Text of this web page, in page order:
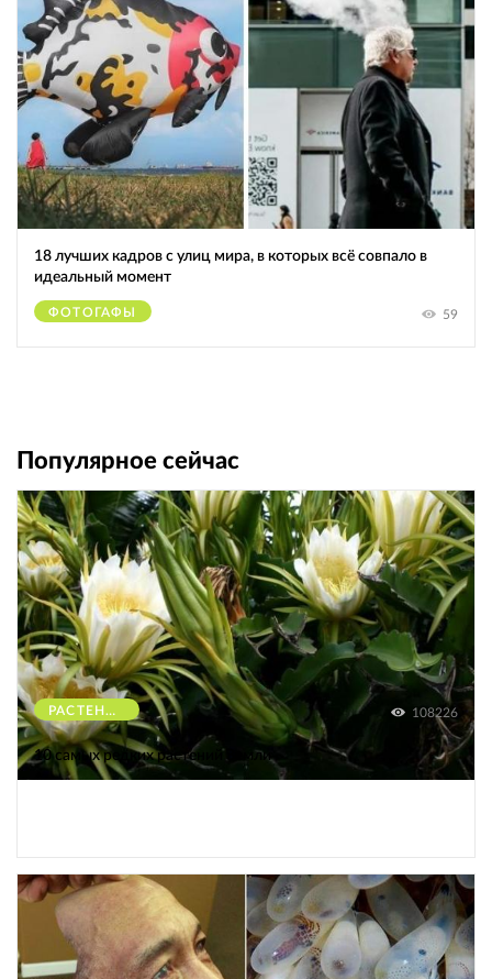
18 лучших кадров с улиц мира, в которых всё совпало в
идеальный момент
ФОТОГАФЫ 59
Популярное сейчас
РАСТЕНИЯ 108226
10 самых редких растений Земли